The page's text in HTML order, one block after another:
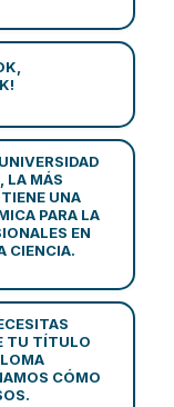
LA MÁS
UNA
PARA LA
EN
CIENCIA.
TU TÍTULO
CÓMO